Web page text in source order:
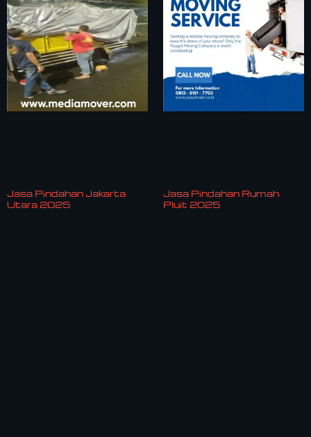
Jasa Pindahan Jakarta
Utara 2025
Jasa Pindahan Rumah
Pluit 2025